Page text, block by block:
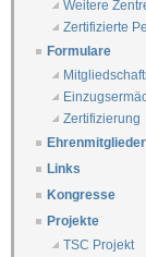
Weitere
Zertifizierte
Formulare
Zertifizierung
Ehrenmitglieder
Links
Kongresse
Projekte
TSC Projekt